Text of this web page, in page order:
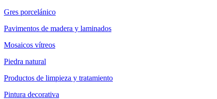
Gres porcelánico
Pavimentos de madera y laminados
Mosaicos vítreos
Piedra natural
Productos de limpieza y tratamiento
Pintura decorativa